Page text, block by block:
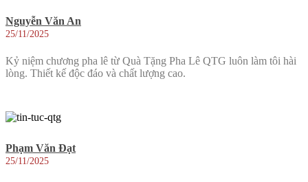
Nguyễn Văn An
25/11/2025
Kỷ niệm chương pha lê từ Quà Tặng Pha Lê QTG luôn làm tôi hài
lòng. Thiết kế độc đáo và chất lượng cao.
Phạm Văn Đạt
25/11/2025